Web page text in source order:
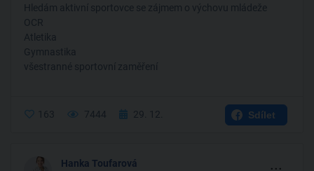
Hledám aktivní sportovce se zájmem o výchovu mládeže
OCR
Atletika
Gymnastika
všestranné sportovní zaměření
163 7444 29. 12. Sdílet
Hanka Toufarová
...